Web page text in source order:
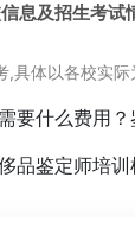
息及招生考试
,具体以各校实
要什么费用
品鉴定师培训